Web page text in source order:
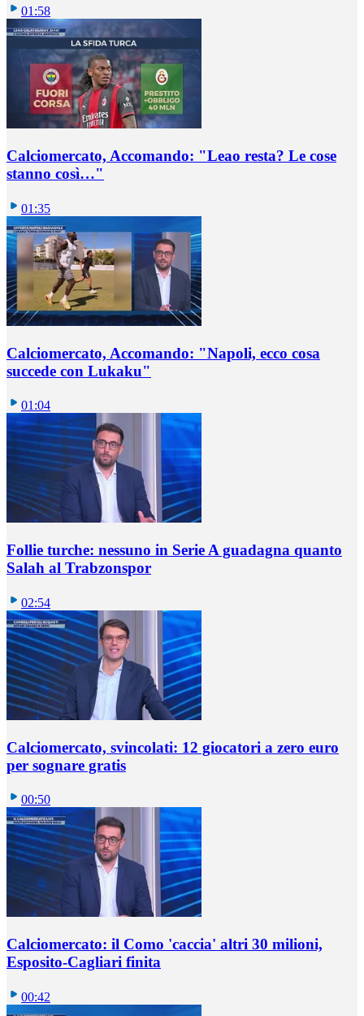
01:58
Calciomercato, Accomando: "Leao resta? Le cose
stanno così…"
01:35
Calciomercato, Accomando: "Napoli, ecco cosa
succede con Lukaku"
01:04
Follie turche: nessuno in Serie A guadagna quanto
Salah al Trabzonspor
02:54
Calciomercato, svincolati: 12 giocatori a zero euro
per sognare gratis
00:50
Calciomercato: il Como 'caccia' altri 30 milioni,
Esposito-Cagliari finita
00:42